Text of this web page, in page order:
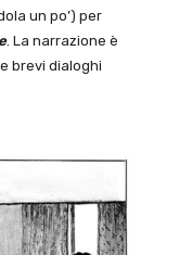
un po’) per
. La narrazione è
brevi dialoghi